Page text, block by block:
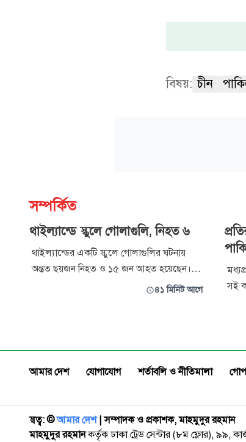
বিষয়: চীন
সম্পর্কিত
থাইল্যান্ডে স্কুলে গোলাগুলি, নিহত ৬
থাইল্যান্ডের একটি স্কুলে গোলাগুলির ঘটনায়
অন্তত ছয়জন নিহত ও ১৫ জন আহত হয়েছেন।
দেশটির জাতীয় পুলিশের মুখপাত্র ত্রাইরং ফিওফান
বন্দুকধারীও নিহত হয়েছেন। পুলিশ সন্দ
৪১ মিনিট আগে
সই
আজ
আমার দেশ যোগাযোগ শর্তাবলি ও নীতিমালা
স্বত্ব: ©️আমার দেশ| সম্পাদক ও প্রকাশক, মাহমুদুর রহমান
মাহমুদুর রহমানকর্তৃক ঢাকা ট্রেড সেন্টার (৮ম ফ্লোর), ৯৯,